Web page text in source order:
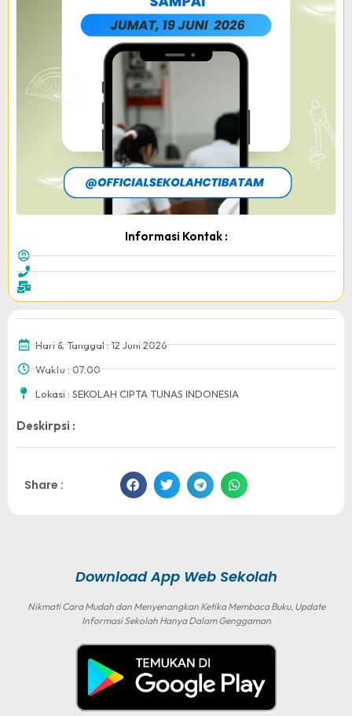
Informasi Kontak :
Hari & Tanggal : 12 Juni 2026
Waktu : 07.00
Lokasi : SEKOLAH CIPTA TUNAS INDONESIA
Deskirpsi :
Share :
Download App Web Sekolah
Nikmati Cara Mudah dan Menyenangkan Ketika Membaca Buku, Update
Informasi Sekolah Hanya Dalam Genggaman